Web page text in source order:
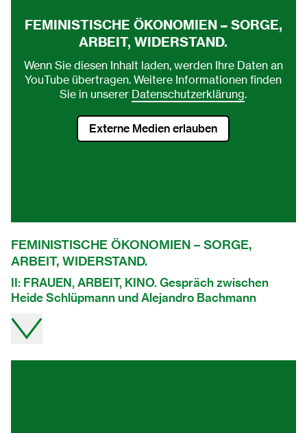
FEMINISTISCHE ÖKONOMIEN – SORGE,
ARBEIT, WIDERSTAND.
Wenn Sie diesen Inhalt laden, werden Ihre Daten an
YouTube übertragen. Weitere Informationen finden
Sie in unserer Datenschutzerklärung.
Externe Medien erlauben
FEMINISTISCHE ÖKONOMIEN – SORGE,
ARBEIT, WIDERSTAND.
II: FRAUEN, ARBEIT, KINO. Gespräch zwischen
Heide Schlüpmann und Alejandro Bachmann